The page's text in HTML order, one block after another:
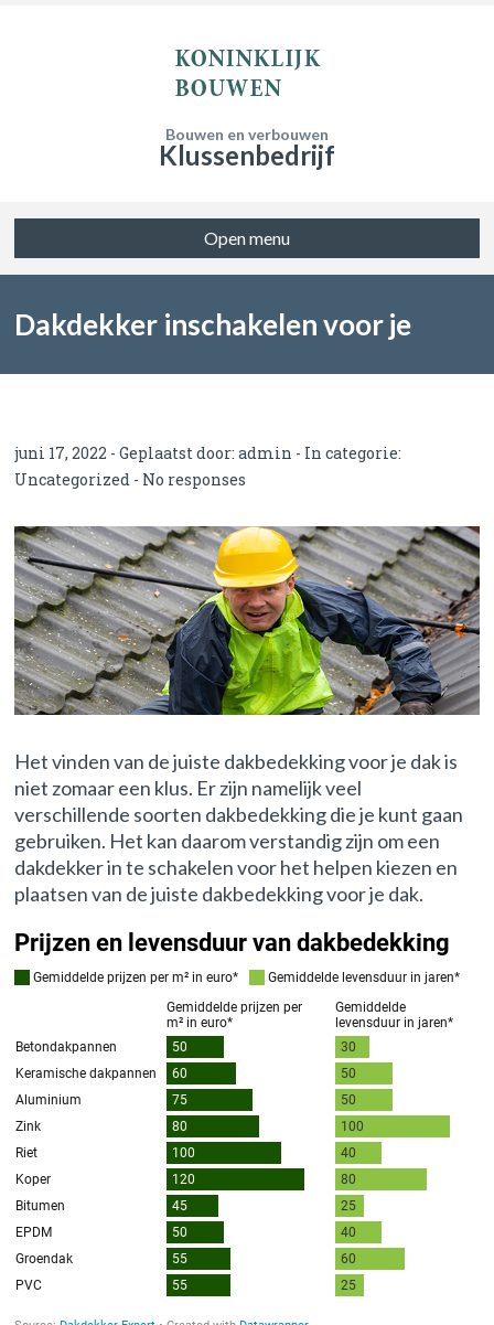
Bouwen en verbouwen
Klussenbedrijf
Open menu
Dakdekker inschakelen voor je
juni 17, 2022 - Geplaatst door:admin - In categorie:
Uncategorized - No responses
Het vinden van de juiste dakbedekking voor je dak is
niet zomaar een klus. Er zijn namelijk veel
verschillende soorten dakbedekking die je kunt gaan
gebruiken. Het kan daarom verstandig zijn om een
dakdekker in te schakelen voor het helpen kiezen en
plaatsen van de juiste dakbedekking voor je dak.